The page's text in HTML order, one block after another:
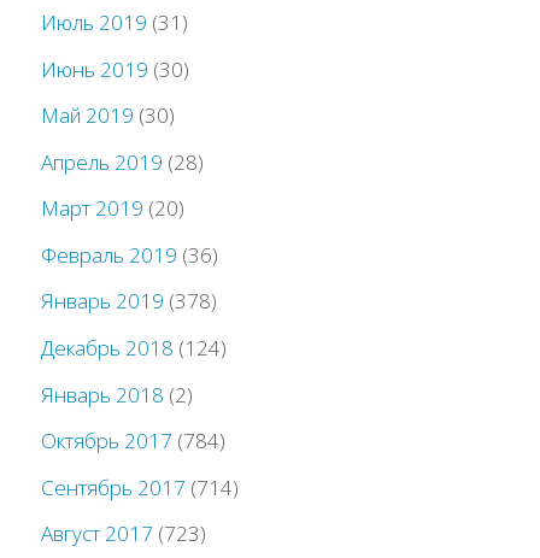
Июль 2019 (31)
Июнь 2019 (30)
Май 2019 (30)
Апрель 2019 (28)
Март 2019 (20)
Февраль 2019 (36)
Январь 2019 (378)
Декабрь 2018 (124)
Январь 2018 (2)
Октябрь 2017 (784)
Сентябрь 2017 (714)
Август 2017 (723)